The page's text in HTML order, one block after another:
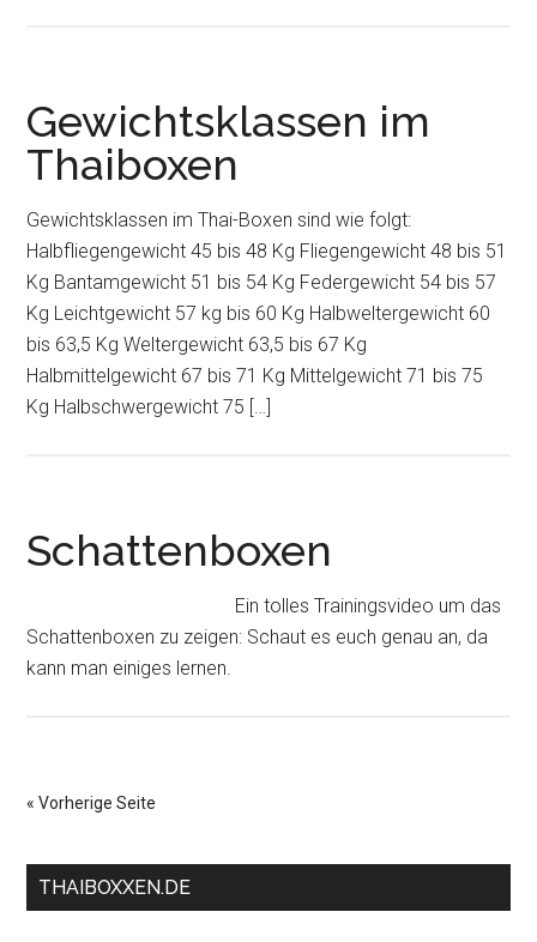
Gewichtsklassen im
Thaiboxen
Gewichtsklassen im Thai-Boxen sind wie folgt:
Halbfliegengewicht 45 bis 48 Kg Fliegengewicht 48 bis 51
Kg Bantamgewicht 51 bis 54 Kg Federgewicht 54 bis 57
Kg Leichtgewicht 57 kg bis 60 Kg Halbweltergewicht 60
bis 63,5 Kg Weltergewicht 63,5 bis 67 Kg
Halbmittelgewicht 67 bis 71 Kg Mittelgewicht 71 bis 75
Kg Halbschwergewicht 75 […]
Schattenboxen
Ein tolles Trainingsvideo um das
Schattenboxen zu zeigen: Schaut es euch genau an, da
kann man einiges lernen.
« Vorherige Seite
THAIBOXXEN.DE